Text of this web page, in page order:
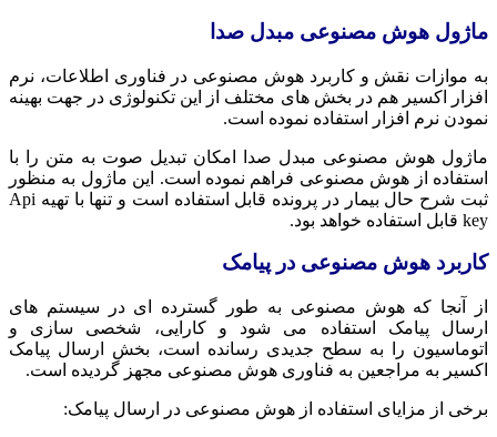
ماژول هوش مصنوعی مبدل صدا
به موازات نقش و کاربرد هوش مصنوعی در فناوری اطلاعات، نرم
افزار اکسیر هم در بخش های مختلف از این تکنولوژی در جهت بهینه
نمودن نرم افزار استفاده نموده است.
ماژول هوش مصنوعی مبدل صدا امکان تبدیل صوت به متن را با
استفاده از هوش مصنوعی فراهم نموده است. این ماژول به منظور
ثبت شرح حال بیمار در پرونده قابل استفاده است و تنها با تهیه Api
key قابل استفاده خواهد بود.
کاربرد هوش مصنوعی در پیامک
از آنجا که هوش مصنوعی به طور گسترده‌ ای در سیستم‌ های
ارسال پیامک استفاده می‌ شود و کارایی، شخصی‌ سازی و
اتوماسیون را به سطح جدیدی رسانده است، بخش ارسال پیامک
اکسیر به مراجعین به فناوری هوش مصنوعی مجهز گردیده است.
برخی از مزایای استفاده از هوش مصنوعی در ارسال پیامک: